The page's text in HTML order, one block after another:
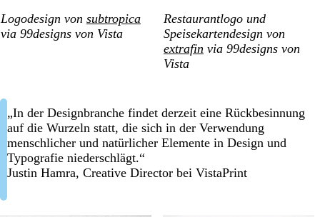
Logodesign von subtropica
via 99designs von Vista
Restaurantlogo und
Speisekartendesign von
extrafin via 99designs von
Vista
„In der Designbranche findet derzeit eine Rückbesinnung
auf die Wurzeln statt, die sich in der Verwendung
menschlicher und natürlicher Elemente in Design und
Typografie niederschlägt.“
Justin Hamra, Creative Director bei VistaPrint